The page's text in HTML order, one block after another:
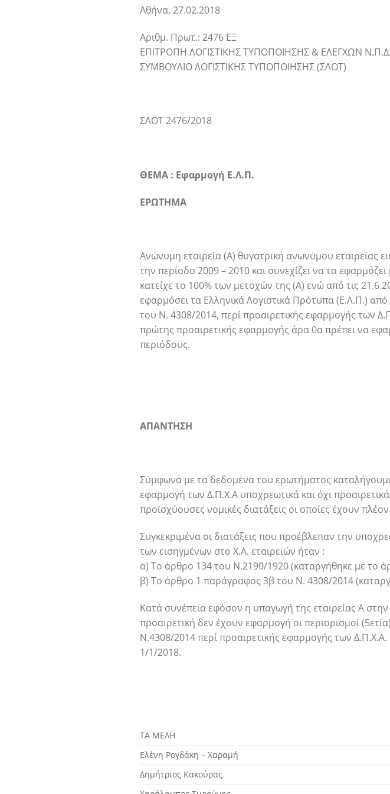
Αθήνα, 27.02.2018
Αριθμ. Πρωτ.: 2476 ΕΞ
ΕΠΙΤΡΟΠΗ ΛΟΓΙΣΤΙΚΗΣ ΤΥΠΟΠΟΙΗΣΗΣ & ΕΛΕΓΧΩΝ
ΣΥΜΒΟΥΛΙΟ ΛΟΓΙΣΤΙΚΗΣ ΤΥΠΟΠΟΙΗΣΗΣ (ΣΛΟΤ)
ΣΛΟΤ 2476/2018
ΘΕΜΑ : Εφαρμογή Ε.Λ.Π.
ΕΡΩΤΗΜΑ
Ανώνυμη εταιρεία (Α) θυγατρική ανωνύμου
την περίοδο 2009 – 2010 και συνεχίζει να τα
κατείχε το 100% των μετοχών της (Α) ενώ από τις
εφαρμόσει τα Ελληνικά Λογιστικά Πρότυπα (Ε.Λ.Π.)
του Ν. 4308/2014, περί προαιρετικής εφαρμογής των
πρώτης προαιρετικής εφαρμογής άρα 0α πρέπει να
περιόδους.
ΑΠΑΝΤΗΣΗ
Σύμφωνα με τα δεδομένα του ερωτήματος
εφαρμογή των Δ.Π.Χ.Α υποχρεωτικά και όχι
προϊσχύουσες νομικές διατάξεις οι οποίες έχουν
Συγκεκριμένα οι διατάξεις που προέβλεπαν την
των εισηγμένων στο Χ.Α. εταιρειών ήταν :
α) Το άρθρο 134 του Ν.2190/1920 (καταργήθηκε με το
β) Το άρθρο 1 παράγραφος 3β του Ν. 4308/2014
Κατά συνέπεια εφόσον η υπαγωγή της εταιρείας Α
προαιρετική δεν έχουν εφαρμογή οι περιορισμοί
Ν.4308/2014 περί προαιρετικής εφαρμογής των
1/1/2018.
ΤΑ ΜΕΛΗ
Ελένη Ρογδάκη – Χαραμή
Δημήτριος Κακούρας